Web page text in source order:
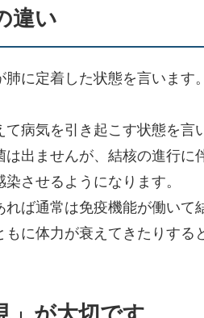
違い
肺に定着した状態を言いま
病気を引き起こす状態を言
出ませんが、結核の進行に
させるようになります。
ば通常は免疫機能が働いて
に体力が衰えてきたりする